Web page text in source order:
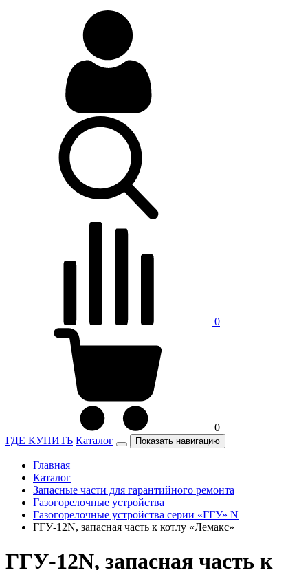
0
0
ГДЕ КУПИТЬ Каталог Показать навигацию
Главная
Каталог
Запасные части для гарантийного ремонта
Газогорелочные устройства
Газогорелочные устройства серии «ГГУ» N
ГГУ-12N, запасная часть к котлу «Лемакс»
ГГУ-12N, запасная часть к